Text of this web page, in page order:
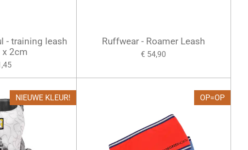
- training leash
2cm
Ruffwear - Roamer Leash
€ 54,90
NIEUWE KLEUR! OP=OP